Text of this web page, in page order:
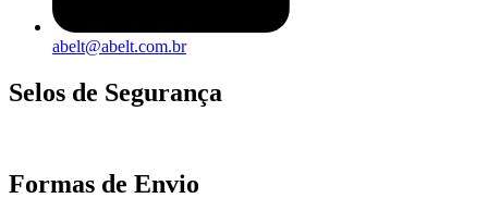
abelt@abelt.com.br
Selos de Segurança
Formas de Envio